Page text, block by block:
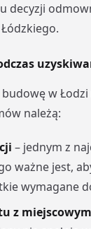
decyzji
w
należą:
– jednym z
ważne jest,
wymagane
z